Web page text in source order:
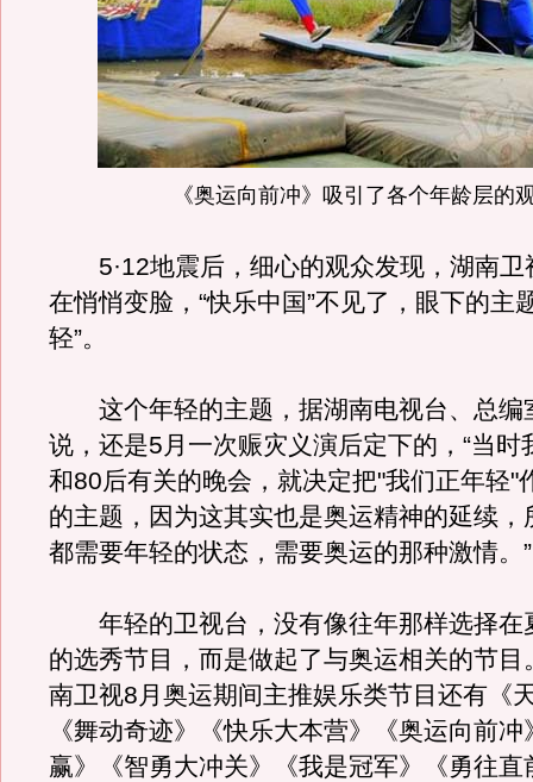
《奥运向前冲》吸引了各个年龄层的
5·12地震后，细心的观众发现，湖南卫
在悄悄变脸，“快乐中国”不见了，眼下的主
轻”。
这个年轻的主题，据湖南电视台、总编
说，还是5月一次赈灾义演后定下的，“当时
和80后有关的晚会，就决定把"我们正年轻"
的主题，因为这其实也是奥运精神的延续，
都需要年轻的状态，需要奥运的那种激情。”
年轻的卫视台，没有像往年那样选择在
的选秀节目，而是做起了与奥运相关的节目
南卫视8月奥运期间主推娱乐类节目还有《
《舞动奇迹》《快乐大本营》《奥运向前
赢》《智勇大冲关》《我是冠军》《勇往直